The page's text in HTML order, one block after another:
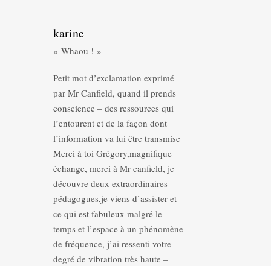
karine
« Whaou ! »
Petit mot d’exclamation exprimé
par Mr Canfield, quand il prends
conscience – des ressources qui
l’entourent et de la façon dont
l’information va lui être transmise
Merci à toi Grégory,magnifique
échange, merci à Mr canfield, je
découvre deux extraordinaires
pédagogues,je viens d’assister et
ce qui est fabuleux malgré le
temps et l’espace à un phénomène
de fréquence, j’ai ressenti votre
degré de vibration très haute –